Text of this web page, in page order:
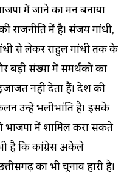
में जाने का मन बनाया
राजनीति में है। संजय गांधी,
से लेकर राहुल गांधी तक के
बड़ी संख्या में समर्थकों का
नही देता हैं। देश की
उन्हें भलीभांति है। इसके
में शामिल करा सकते
है कि कांग्रेस अकेले
का भी चुनाव हारी है।